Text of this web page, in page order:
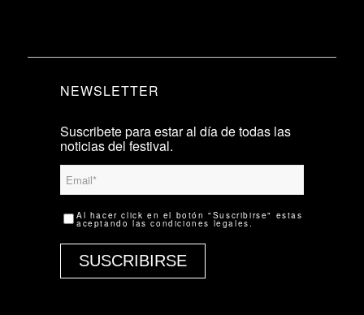
NEWSLETTER
Suscribete para estar al día de todas las
noticias del festival.
Al hacer click en el botón "Suscribirse" estas
aceptando lascondiciones legales.